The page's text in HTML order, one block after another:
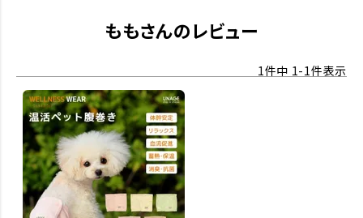
ももさんのレビュー
1件中 1-1件表示